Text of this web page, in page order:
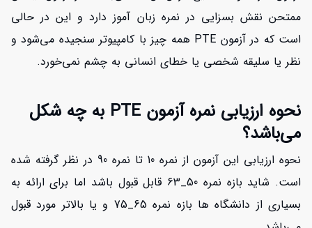
ممتحن نقش بسزایی در نمره زبان آموز دارد و این در حالی
است که در آزمون PTE همه چیز با کامپیوتر سنجیده می‌شود و
نظر یا سلیقه شخصی یا خطای انسانی به چشم نمی‌خورد.
نحوه ارزیابی نمره آزمون PTE به چه شکل
می‌باشد؟
نحوه ارزیابی این آزمون از نمره 10 تا نمره 90 در نظر گرفته شده
است. شاید بازه نمره 50_63 قابل قبول باشد اما برای ارائه به
بسیاری از دانشگاه ها بازه نمره 65_75 و یا بالاتر مورد قبول